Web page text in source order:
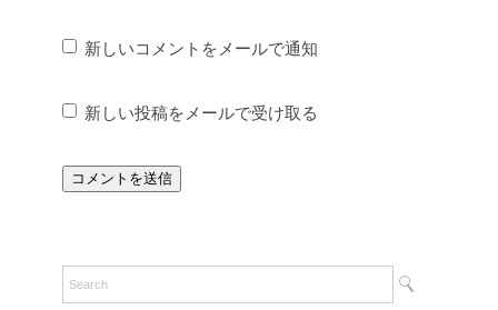
新しいコメントをメールで通知
新しい投稿をメールで受け取る